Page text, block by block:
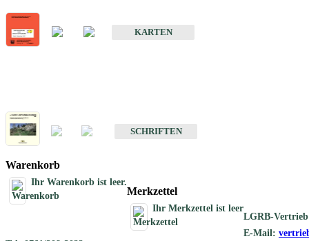
KARTEN
SCHRIFTEN
Warenkorb
Ihr Warenkorb ist leer.
Merkzettel
Ihr Merkzettel ist leer
LGRB-Vertrieb
E-Mail: